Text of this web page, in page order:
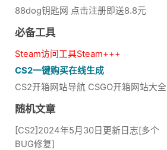
88dog钥匙网 点击注册即送8.8元
必备工具
Steam访问工具Steam+++
CS2一键购买在线生成
CS2开箱网站导航 CSGO开箱网站大全
随机文章
[CS2]2024年5月30日更新日志[多个
BUG修复]